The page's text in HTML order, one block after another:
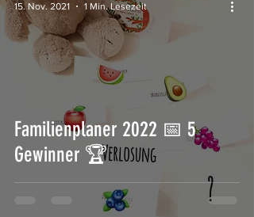
Familienplaner 2022 📅 5
Gewinner 🏆
15. Nov. 2021 1 Min. Lesezeit